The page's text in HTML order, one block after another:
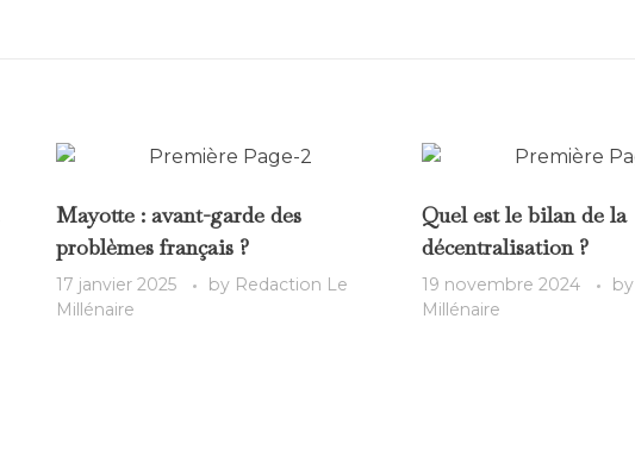
Mayotte : avant-garde des
problèmes français ?
17 janvier 2025 by Redaction Le
Millénaire
Quel est le bilan de la
décentralisation ?
19 novembre 2024 by
Millénaire